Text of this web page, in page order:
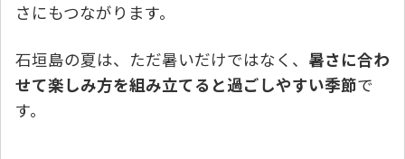
さにもつながります。
石垣島の夏は、ただ暑いだけではなく、 暑さに合わ
せて楽しみ方を組み立てると過ごしやすい季節で
す。